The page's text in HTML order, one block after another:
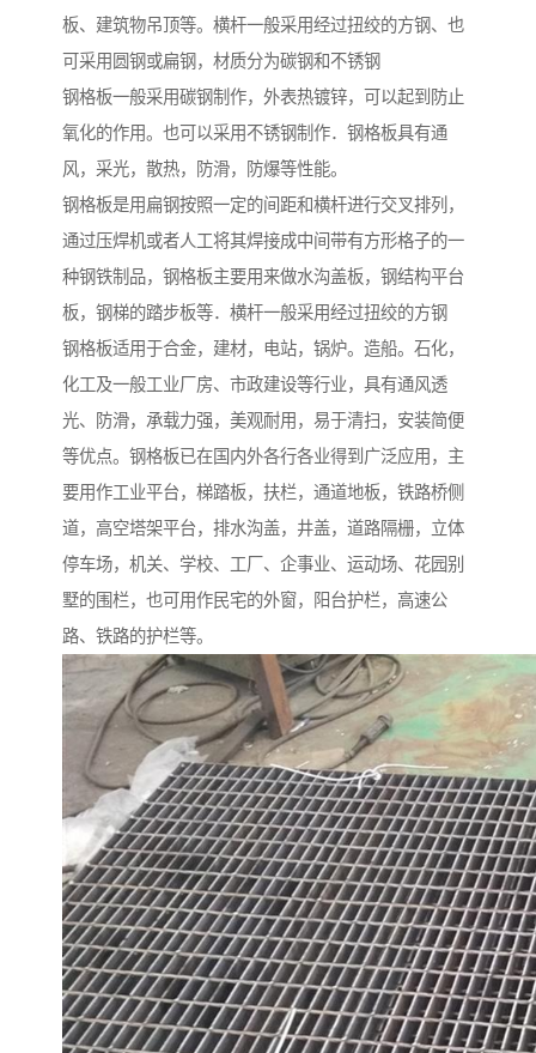
板、建筑物吊顶等。横杆一般采用经过扭绞的方钢、也
可采用圆钢或扁钢，材质分为碳钢和不锈钢
钢格板一般采用碳钢制作，外表热镀锌，可以起到防止
氧化的作用。也可以采用不锈钢制作．钢格板具有通
风，采光，散热，防滑，防爆等性能。
钢格板是用扁钢按照一定的间距和横杆进行交叉排列，
通过压焊机或者人工将其焊接成中间带有方形格子的一
种钢铁制品，钢格板主要用来做水沟盖板，钢结构平台
板，钢梯的踏步板等．横杆一般采用经过扭绞的方钢
钢格板适用于合金，建材，电站，锅炉。造船。石化，
化工及一般工业厂房、市政建设等行业，具有通风透
光、防滑，承载力强，美观耐用，易于清扫，安装简便
等优点。钢格板已在国内外各行各业得到广泛应用，主
要用作工业平台，梯踏板，扶栏，通道地板，铁路桥侧
道，高空塔架平台，排水沟盖，井盖，道路隔栅，立体
停车场，机关、学校、工厂、企事业、运动场、花园别
墅的围栏，也可用作民宅的外窗，阳台护栏，高速公
路、铁路的护栏等。